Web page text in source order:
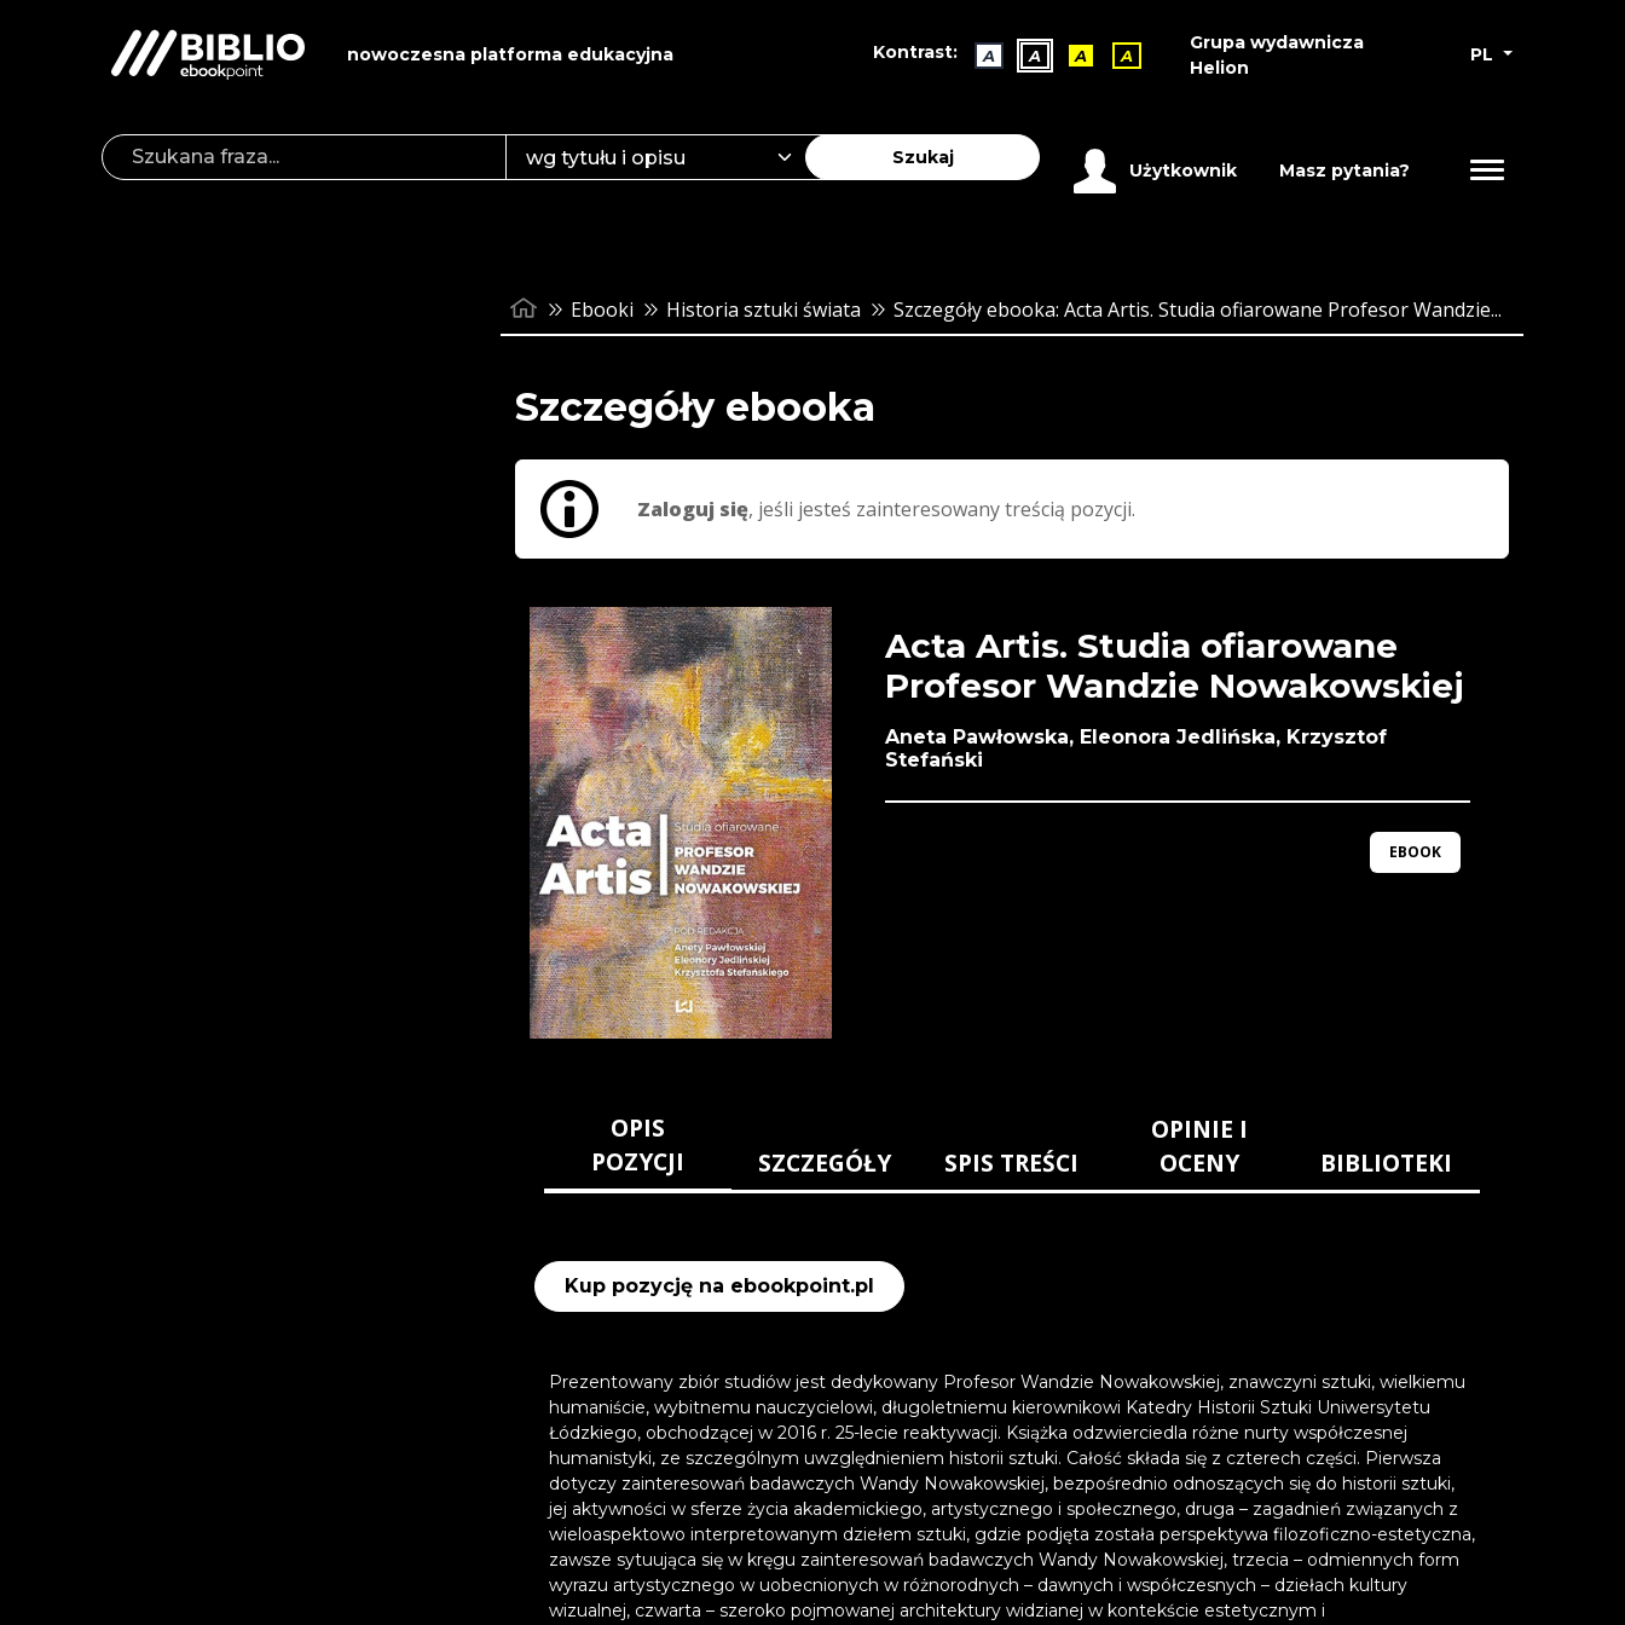
nowoczesna platforma edukacyjna Kontrast: A A A A
Grupa wydawnicza
Helion
PL
Szukaj
Użytkownik Masz pytania?
Ebooki Historia sztuki świata Szczegóły ebooka: Acta Artis. Studia ofiarowane Profesor Wandzie...
Szczegóły ebooka
Zaloguj się, jeśli jesteś zainteresowany treścią pozycji.
Acta Artis. Studia ofiarowane
Profesor Wandzie Nowakowskiej
Aneta Pawłowska, Eleonora Jedlińska, Krzysztof
Stefański
EBOOK
OPIS
POZYCJI
SZCZEGÓŁY SPIS TREŚCI
OPINIE I
OCENY
BIBLIOTEKI
Kup pozycję na ebookpoint.pl
Prezentowany zbiór studiów jest dedykowany Profesor Wandzie Nowakowskiej, znawczyni sztuki, wielkiemu
humaniście, wybitnemu nauczycielowi, długoletniemu kierownikowi Katedry Historii Sztuki Uniwersytetu
Łódzkiego, obchodzącej w 2016 r. 25-lecie reaktywacji. Książka odzwierciedla różne nurty współczesnej
humanistyki, ze szczególnym uwzględnieniem historii sztuki. Całość składa się z czterech części. Pierwsza
dotyczy zainteresowań badawczych Wandy Nowakowskiej, bezpośrednio odnoszących się do historii sztuki,
jej aktywności w sferze życia akademickiego, artystycznego i społecznego, druga – zagadnień związanych z
wieloaspektowo interpretowanym dziełem sztuki, gdzie podjęta została perspektywa filozoficzno-estetyczna,
zawsze sytuująca się w kręgu zainteresowań badawczych Wandy Nowakowskiej, trzecia – odmiennych form
wyrazu artystycznego w uobecnionych w różnorodnych – dawnych i współczesnych – dziełach kultury
wizualnej, czwarta – szeroko pojmowanej architektury widzianej w kontekście estetycznym i